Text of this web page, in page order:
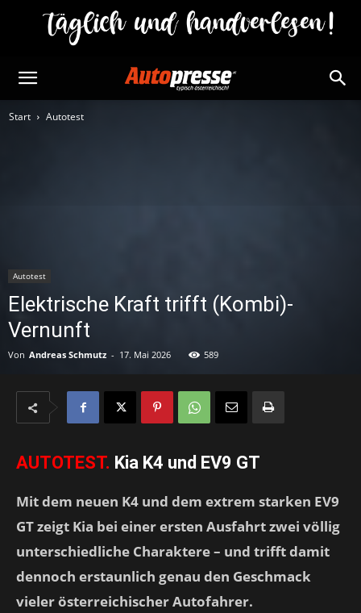
Start Autotest
Autotest
Elektrische Kraft trifft (Kombi)-
Vernunft
Von Andreas Schmutz - 17. Mai 2026 589
AUTOTEST. Kia K4 und EV9 GT
Mit dem neuen K4 und dem extrem starken EV9
GT zeigt Kia bei einer ersten Ausfahrt zwei völlig
unterschiedliche Charaktere – und trifft damit
dennoch erstaunlich genau den Geschmack
vieler österreichischer Autofahrer.